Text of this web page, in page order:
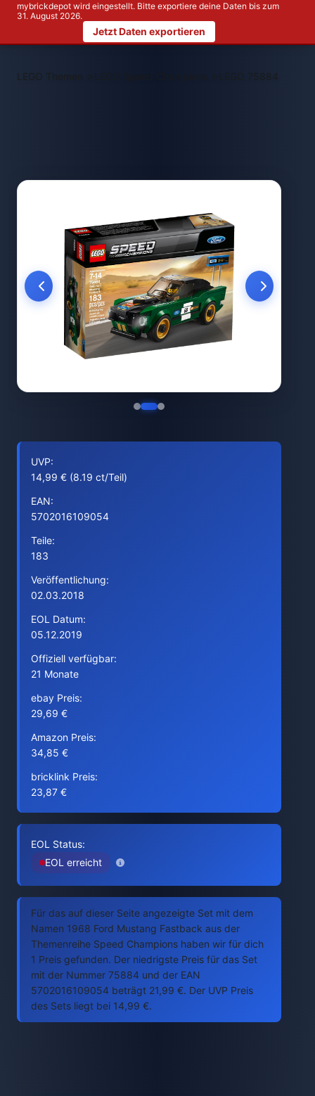
mybrickdepot wird eingestellt. Bitte exportiere deine Daten bis zum
31. August 2026.
Jetzt Daten exportieren
LEGO Themen > > LEGO 75884 1968
UVP:
14,99 € (8.19 ct/Teil)
EAN:
5702016109054
Teile:
183
Veröffentlichung:
02.03.2018
EOL Datum:
05.12.2019
Offiziell verfügbar:
21 Monate
ebay Preis:
29,69 €
Amazon Preis:
34,85 €
bricklink Preis:
23,87 €
EOL Status:
EOL erreicht
Für das auf dieser Seite angezeigte Set mit dem
Namen 1968 Ford Mustang Fastback aus der
Themenreihe Speed Champions haben wir für dich
1 Preis gefunden. Der niedrigste Preis für das Set
mit der Nummer 75884 und der EAN
5702016109054 beträgt 21,99 €. Der UVP Preis
des Sets liegt bei 14,99 €.